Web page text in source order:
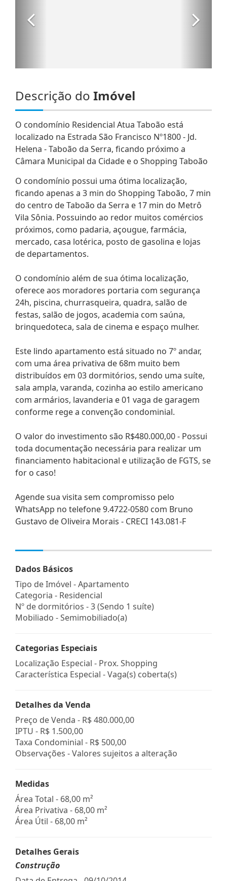
Descrição do Imóvel
O condomínio Residencial Atua Taboão está
localizado na Estrada São Francisco Nº1800 - Jd.
Helena - Taboão da Serra, ficando próximo a
Câmara Municipal da Cidade e o Shopping Taboão
O condomínio possui uma ótima localização,
ficando apenas a 3 min do Shopping Taboão, 7 min
do centro de Taboão da Serra e 17 min do Metrô
Vila Sônia. Possuindo ao redor muitos comércios
próximos, como padaria, açougue, farmácia,
mercado, casa lotérica, posto de gasolina e lojas
de departamentos.
O condomínio além de sua ótima localização,
oferece aos moradores portaria com segurança
24h, piscina, churrasqueira, quadra, salão de
festas, salão de jogos, academia com saúna,
brinquedoteca, sala de cinema e espaço mulher.
Este lindo apartamento está situado no 7º andar,
com uma área privativa de 68m muito bem
distribuídos em 03 dormitórios, sendo uma suíte,
sala ampla, varanda, cozinha ao estilo americano
com armários, lavanderia e 01 vaga de garagem
conforme rege a convenção condominial.
O valor do investimento são R$480.000,00 - Possui
toda documentação necessária para realizar um
financiamento habitacional e utilização de FGTS, se
for o caso!
Agende sua visita sem compromisso pelo
WhatsApp no telefone 9.4722-0580 com Bruno
Gustavo de Oliveira Morais - CRECI 143.081-F
Dados Básicos
Tipo de Imóvel - Apartamento
Categoria - Residencial
Nº de dormitórios - 3 (Sendo 1 suíte)
Mobiliado - Semimobiliado(a)
Categorias Especiais
Localização Especial - Prox. Shopping
Característica Especial - Vaga(s) coberta(s)
Detalhes da Venda
Preço de Venda - R$ 480.000,00
IPTU - R$ 1.500,00
Taxa Condominial - R$ 500,00
Observações - Valores sujeitos a alteração
Medidas
Área Total - 68,00 m²
Área Privativa - 68,00 m²
Área Útil - 68,00 m²
Detalhes Gerais
Construção